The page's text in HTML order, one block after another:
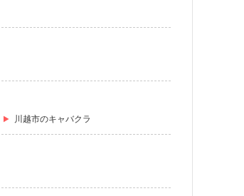
川越市のキャバクラ